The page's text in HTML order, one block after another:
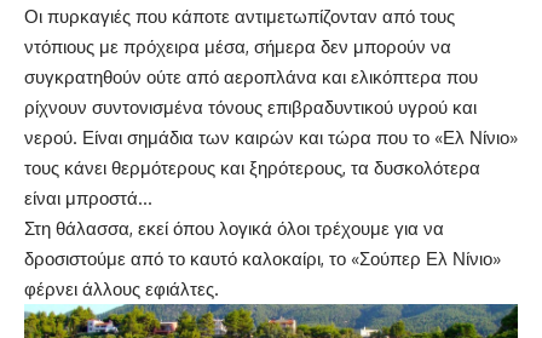
Οι πυρκαγιές που κάποτε αντιμετωπίζονταν από τους
ντόπιους με πρόχειρα μέσα, σήμερα δεν μπορούν να
συγκρατηθούν ούτε από αεροπλάνα και ελικόπτερα που
ρίχνουν συντονισμένα τόνους επιβραδυντικού υγρού και
νερού. Είναι σημάδια των καιρών και τώρα που το «Ελ Νίνιο»
τους κάνει θερμότερους και ξηρότερους, τα δυσκολότερα
είναι μπροστά…
Στη θάλασσα, εκεί όπου λογικά όλοι τρέχουμε για να
δροσιστούμε από το καυτό καλοκαίρι, το «Σούπερ Ελ Νίνιο»
φέρνει άλλους εφιάλτες.